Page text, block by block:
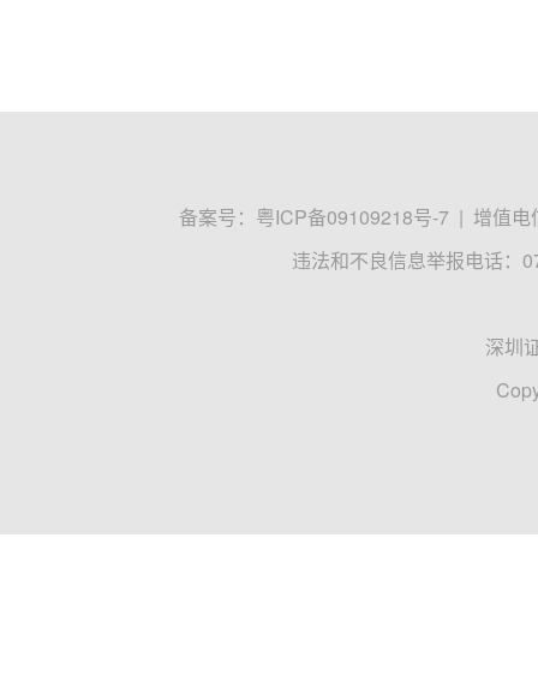
备案号： 粤ICP备09109218号-7 | 增值电
违法和不良信息举报电话：
深圳